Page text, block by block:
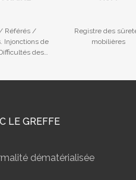
Référés /
Injonctions de
des
Registre des
mobilières
LE GREFFE
dématérialisée